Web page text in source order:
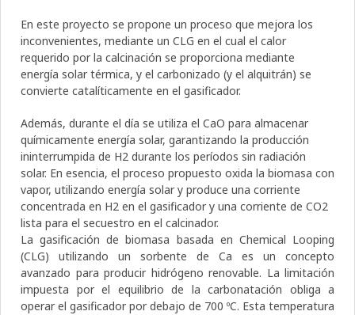
En este proyecto se propone un proceso que mejora los
inconvenientes, mediante un CLG en el cual el calor
requerido por la calcinación se proporciona mediante
energía solar térmica, y el carbonizado (y el alquitrán) se
convierte catalíticamente en el gasificador.
Además, durante el día se utiliza el CaO para almacenar
químicamente energía solar, garantizando la producción
ininterrumpida de H2 durante los períodos sin radiación
solar. En esencia, el proceso propuesto oxida la biomasa con
vapor, utilizando energía solar y produce una corriente
concentrada en H2 en el gasificador y una corriente de CO2
lista para el secuestro en el calcinador.
La gasificación de biomasa basada en Chemical Looping
(CLG) utilizando un sorbente de Ca es un concepto
avanzado para producir hidrógeno renovable. La limitación
impuesta por el equilibrio de la carbonatación obliga a
operar el gasificador por debajo de 700 ºC. Esta temperatura